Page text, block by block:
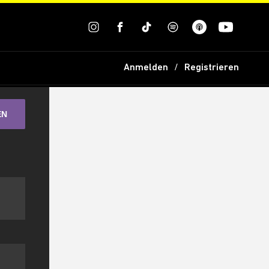
Anmelden Registrieren